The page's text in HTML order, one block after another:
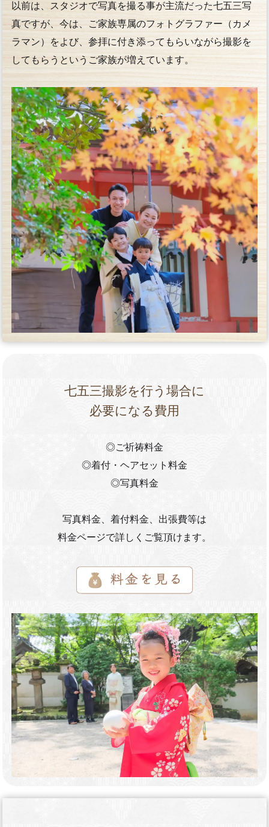
以前は、スタジオで写真を撮る事が主流だった七五三写
真ですが、今は、ご家族専属のフォトグラファー（カメ
ラマン）をよび、参拝に付き添ってもらいながら撮影を
してもらうというご家族が増えています。
七五三撮影を行う場合に
必要になる費用
◎ご祈祷料金
◎着付・ヘアセット料金
◎写真料金
写真料金、着付料金、出張費等は
料金ページで詳しくご覧頂けます。